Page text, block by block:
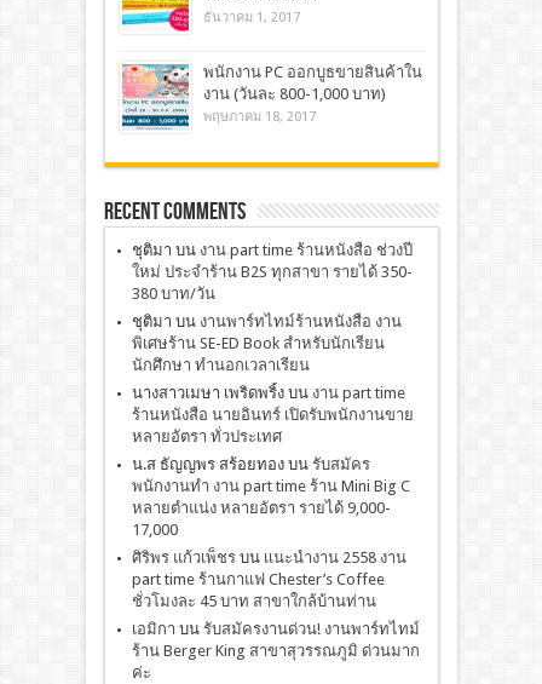
ธันวาคม 1, 2017
พนักงาน PC ออกบูธขายสินค้าใน
งาน (วันละ 800-1,000 บาท)
พฤษภาคม 18, 2017
Recent Comments
ชุติมา บน งาน part time ร้านหนังสือ ช่วงปี
ใหม่ ประจำร้าน B2S ทุกสาขา รายได้ 350-
380 บาท/วัน
ชุติมา บน งานพาร์ทไทม์ร้านหนังสือ งาน
พิเศษร้าน SE-ED Book สำหรับนักเรียน
นักศึกษา ทำนอกเวลาเรียน
นางสาวเมษา เพริดพริ้งบน งาน part time
ร้านหนังสือ นายอินทร์ เปิดรับพนักงานขาย
หลายอัตรา ทั่วประเทศ
น.ส ธัญญพร สร้อยทองบน รับสมัคร
พนักงานทำ งาน part time ร้าน Mini Big C
หลายตำแน่ง หลายอัตรา รายได้ 9,000-
17,000
ศิริพร แก้วเพ็ชรบน เเนะนำงาน 2558 งาน
part time ร้านกาแฟ Chester’s Coffee
ชั่วโมงละ 45 บาท สาขาใกล้บ้านท่าน
เอมิกา บน รับสมัครงานด่วน! งานพาร์ทไทม์
ร้าน Berger King สาขาสุวรรณภูมิ ด่วนมาก
ค่ะ